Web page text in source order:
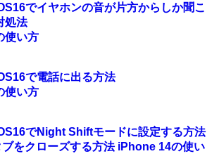
でイヤホンの音が片方からしか聞こ
処法
使い方
で電話に出る方法
使い方
でNight Shiftモードに設定する方法
iPhone 14の使い